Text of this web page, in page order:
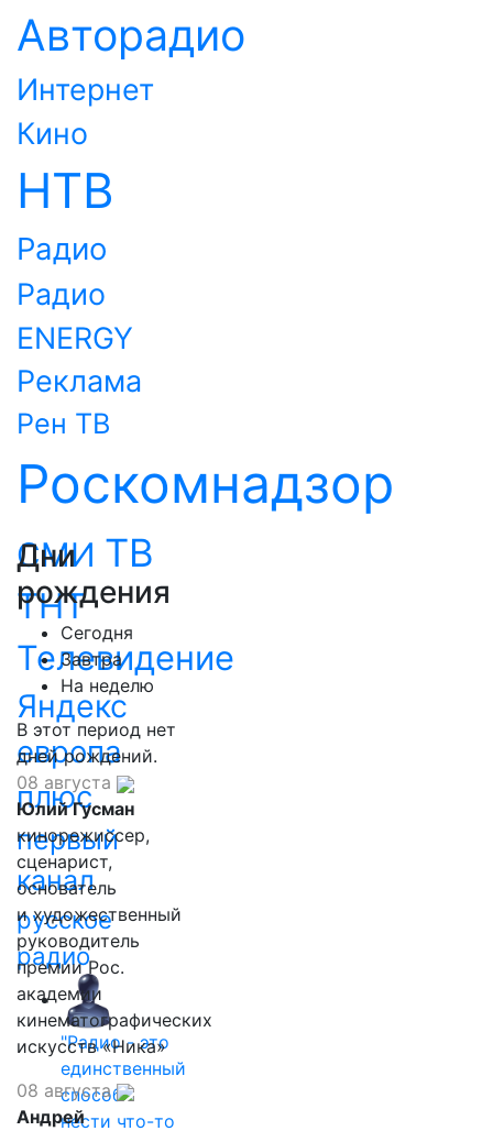
Авторадио
Интернет
Кино
НТВ
Радио
Радио
ENERGY
Реклама
Рен ТВ
Роскомнадзор
СМИ ТВ
ТНТ
Телевидение
Яндекс
европа
плюс
первый
канал
русское
радио
"Радио - это
единственный
способ
нести что-то
Дни
рождения
Сегодня
Завтра
На неделю
В этот период нет
дней рождений.
08 августа
Юлий Гусман
кинорежиссер,
сценарист,
основатель
и художественный
руководитель
премии Рос.
академии
кинематографических
искусств «Ника»
08 августа
Андрей